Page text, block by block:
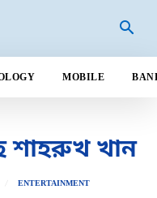
MOBILE
শাহরুখ খান
ENTERTAINMENT